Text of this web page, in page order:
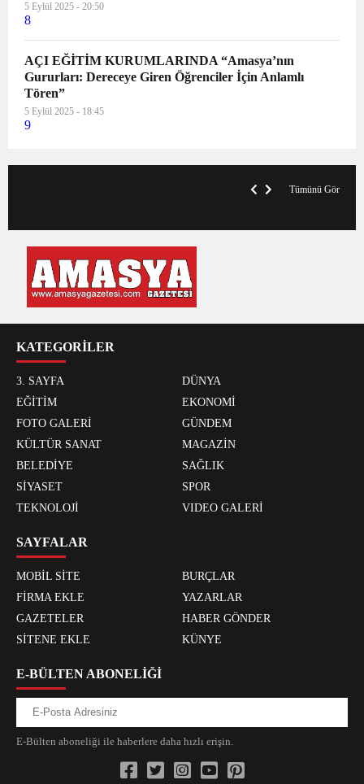
5 Eylül 2025 - 20:50
8
AÇI EĞİTİM KURUMLARINDA “Amasya’nın
Gururları: Dereceye Giren Öğrenciler İçin Anlamlı
Tören”
5 Eylül 2025 - 18:45
9
Tümünü Gör
KATEGORİLER
3. SAYFA
DÜNYA
EĞİTİM
EKONOMİ
FOTO GALERİ
GÜNDEM
KÜLTÜR SANAT
MAGAZİN
BELEDİYE
SAĞLIK
SİYASET
SPOR
TEKNOLOJİ
VIDEO GALERİ
SAYFALAR
MOBİL SİTE
BURÇLAR
FİRMA EKLE
YAZARLAR
GAZETELER
HABER GÖNDER
SİTENE EKLE
KÜNYE
E-BÜLTEN ABONELİĞİ
E-Bülten aboneliği ile haberlere daha hızlı erişin.